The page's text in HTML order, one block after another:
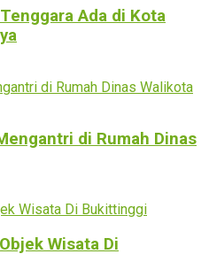
Ada di Kota
di Rumah Dinas
Wisata Di